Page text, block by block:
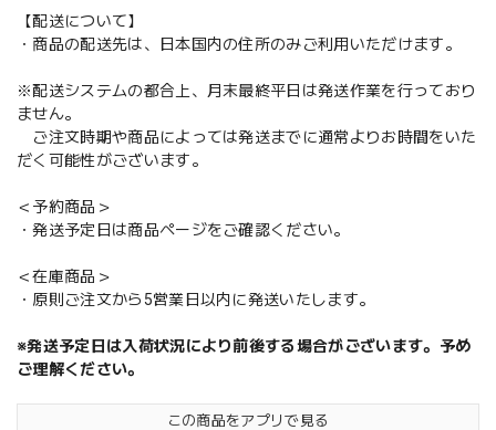
【配送について】
・商品の配送先は、日本国内の住所のみご利用いただけます。
※配送システムの都合上、月末最終平日は発送作業を行っており
ません。
ご注文時期や商品によっては発送までに通常よりお時間をいた
だく可能性がございます。
＜予約商品＞
・発送予定日は商品ページをご確認ください。
＜在庫商品＞
・原則ご注文から5営業日以内に発送いたします。
※発送予定日は入荷状況により前後する場合がございます。予め
ご理解ください。
この商品をアプリで見る